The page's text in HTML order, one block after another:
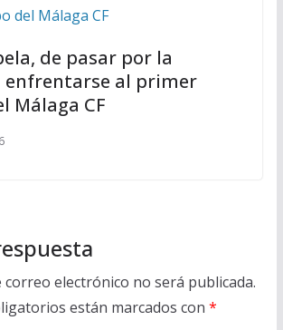
de pasar por la
enfrentarse al primer
Málaga CF
correo electrónico no será publicada.
están marcados con *